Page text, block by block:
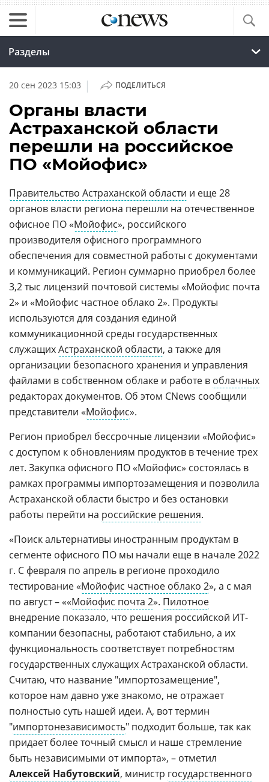
Разделы
20 сен 2023 15:03 | ПОДЕЛИТЬСЯ
Органы власти
Астраханской области
перешли на российское
ПО «Мойофис»
Правительство Астраханской области и еще 28
органов власти региона перешли на отечественное
офисное ПО «Мойофис», российского
производителя офисного программного
обеспечения для совместной работы с документами
и коммуникаций. Регион суммарно приобрел более
3,2 тыс лицензий почтовой системы «Мойофис почта
2» и «Мойофис частное облако 2». Продукты
используются для создания единой
коммуникационной среды государственных
служащихАстраханской области, а также для
организации безопасного хранения и управления
файлами в собственном облаке и работе в облачных
редакторах документов. Об этом CNews сообщили
представители «Мойофис».
Регион приобрел бессрочные лицензии «Мойофис»
с доступом к обновлениям продуктов в течение трех
лет. Закупка офисного ПО «Мойофис» состоялась в
рамках программы импортозамещения и позволила
Астраханской области быстро и без остановки
работы перейти на российские решения.
«Поиск альтернативы иностранным продуктам в
сегменте офисного ПО мы начали еще в начале 2022
г. С февраля по апрель в регионе проходило
тестирование «Мойофис частное облако 2», а с мая
по август – ««Мойофис почта 2». Пилотное
внедрение показало, что решения российской ИТ-
компании безопасны, работают стабильно, а их
функциональность соответствует потребностям
государственных служащих Астраханской области.
Считаю, что название "импортозамещение",
которое нам давно уже знакомо, не отражает
полностью суть нашей идеи. А, вот термин
"импортонезависимость" подходит больше, так как
придает более точный смысл и наше стремление
быть независимыми от импорта», – отметил
Алексей Набутовский, министр государственного